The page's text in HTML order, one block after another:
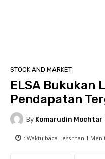
STOCK AND MARKET
ELSA Bukukan
Pendapatan
By Komarudin Mochtar
: Waktu baca Less than 1